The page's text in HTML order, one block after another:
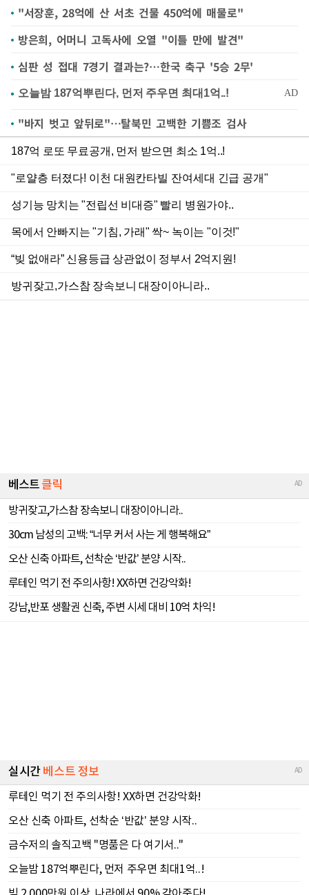
"서장훈, 28억에 산 서초 건물 450억에 매물로"
방은희, 어머니 고독사에 오열 "이틀 만에 발견"
심판 성 접대 7경기 결과는?…한국 축구 '5승 2무'
"바지 벗고 앞뒤로"…탈북민 고백한 기쁨조 검사